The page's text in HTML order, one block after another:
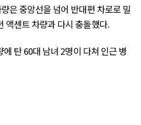
은 중앙선을 넘어 반대편 차로로 밀
액센트 차량과 다시 충돌했다.
에 탄 60대 남녀 2명이 다쳐 인근 병